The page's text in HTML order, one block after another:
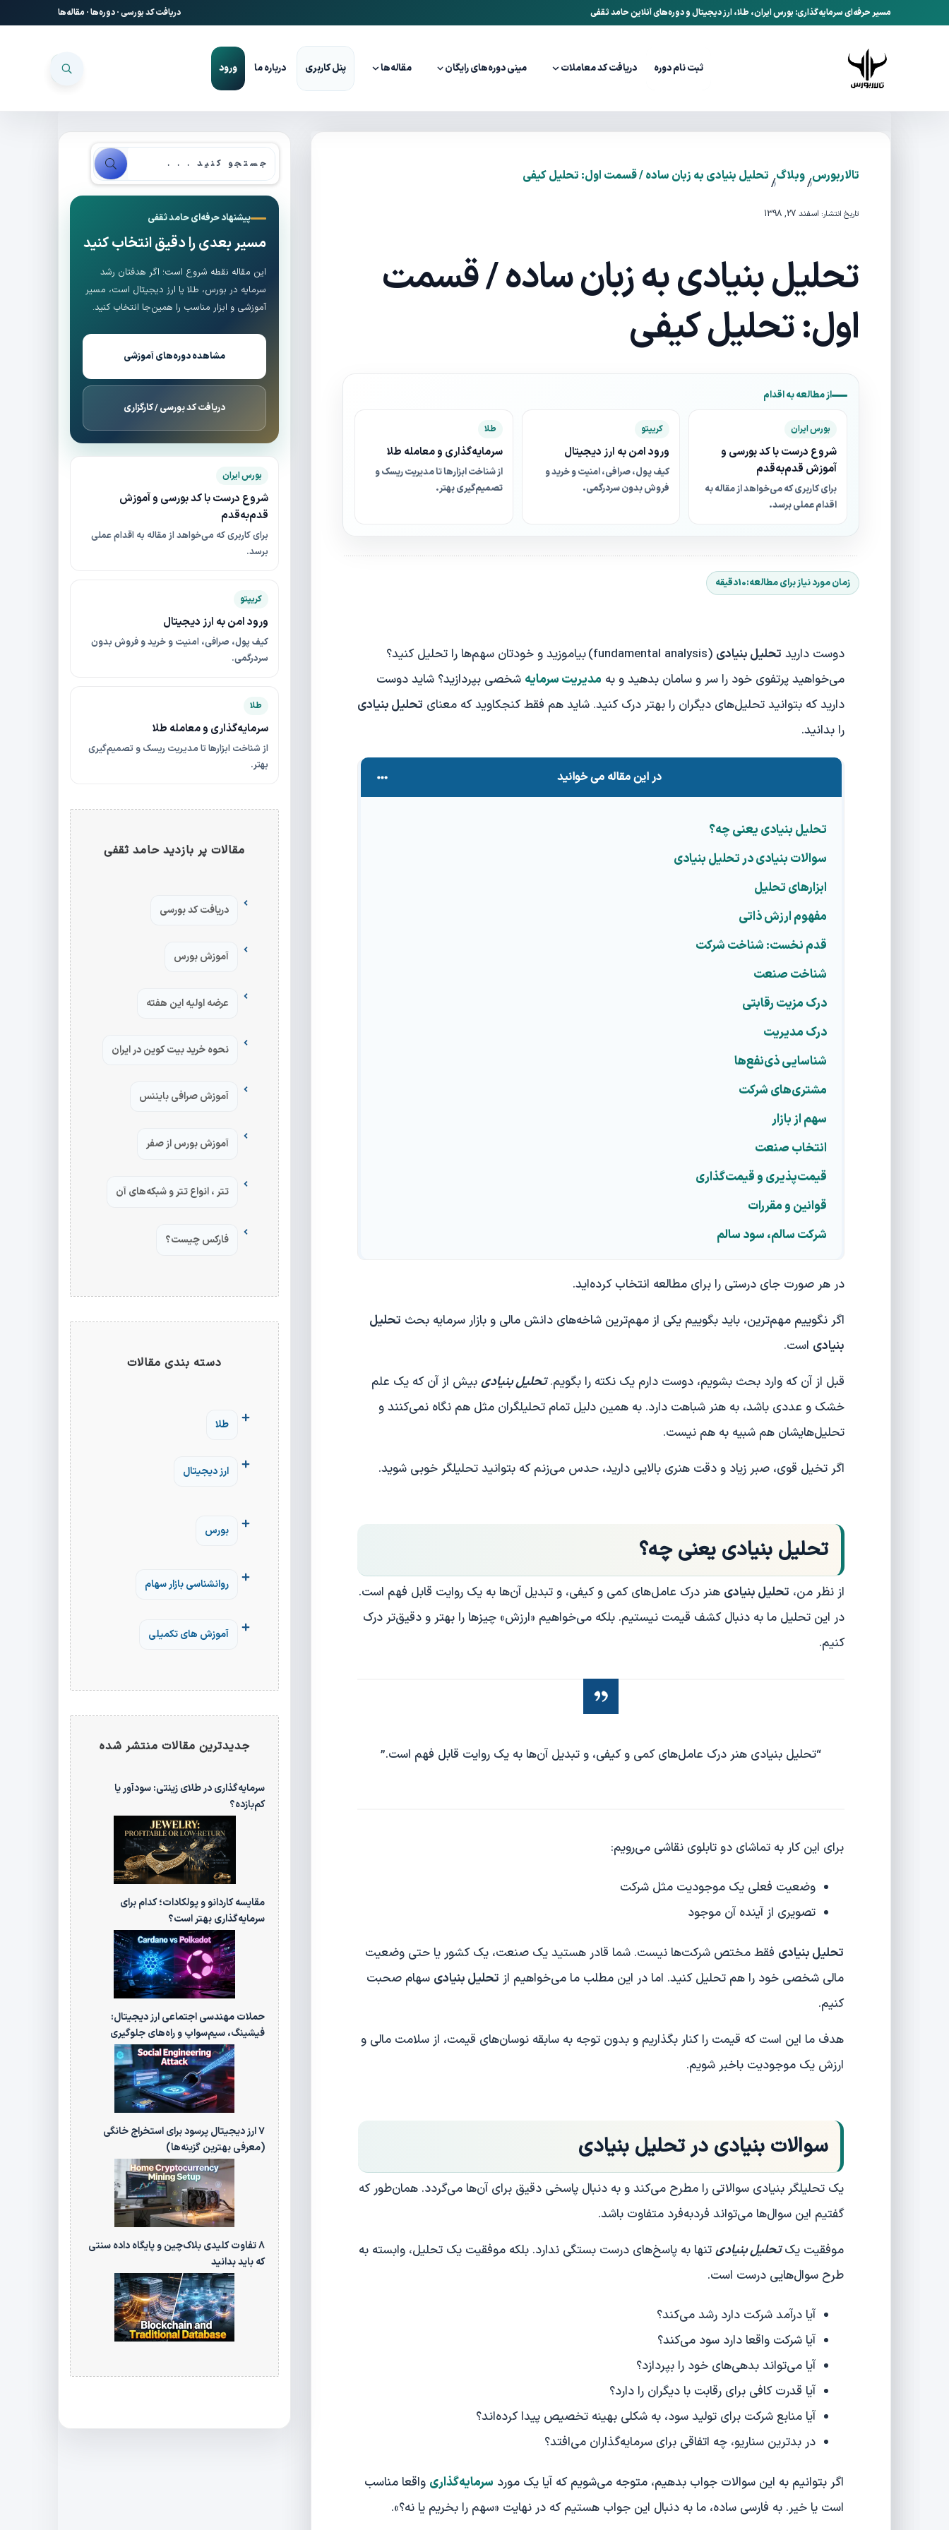
مسیر حرفه‌ای سرمایه‌گذاری: بورس ایران، طلا، ارز دیجیتال و دوره‌های آنلاین حامد ثقفی دریافت کد بورسی·دوره‌ها·مقاله‌ها
ثبت نام دوره دریافت کد معاملات مینی دوره‌های رایگان مقاله‌ها پنل کاربری درباره ما ورود
تالاربورس/وبلاگ/تحلیل بنیادی به زبان ساده / قسمت اول: تحلیل کیفی
تاریخ انتشار: اسفند 27, 1398
تحلیل بنیادی به زبان ساده / قسمت
اول: تحلیل کیفی
از مطالعه به اقدام
بورس ایران
شروع درست با کد بورسی و
آموزش قدم‌به‌قدم
برای کاربری که می‌خواهد از مقاله به
اقدام عملی برسد.
کریپتو
ورود امن به ارز دیجیتال
کیف پول، صرافی، امنیت و خرید و
فروش بدون سردرگمی.
طلا
سرمایه‌گذاری و معامله طلا
از شناخت ابزارها تا مدیریت ریسک و
تصمیم‌گیری بهتر.
دوست دارید تحلیل بنیادی (fundamental analysis)
بیاموزید و خودتان سهم‌ها را تحلیل کنید؟
می‌خواهید پرتفوی خود را سر و سامان بدهید و به مدیریت سرمایه شخصی بپردازید؟ شاید دوست
دارید که بتوانید تحلیل‌های دیگران را بهتر درک کنید. شاید هم فقط کنجکاوید که معنای تحلیل بنیادی
را بدانید.
در این مقاله می خوانید
تحلیل بنیادی یعنی چه؟
سوالات بنیادی در تحلیل بنیادی
ابزارهای تحلیل
مفهوم ارزش ذاتی
قدم نخست: شناخت شرکت
شناخت صنعت
درک مزیت رقابتی
درک مدیریت
شناسایی ذی‌نفع‌ها
مشتری‌های شرکت
سهم از بازار
انتخاب صنعت
قیمت‌پذیری و قیمت‌گذاری
قوانین و مقررات
شرکت سالم، سود سالم
در هر صورت جای درستی را برای مطالعه انتخاب کرده‌اید.
اگر نگوییم مهم‌ترین، باید بگوییم یکی از مهم‌ترین شاخه‌های دانش مالی و بازار سرمایه بحث تحلیل
بنیادی است.
قبل از آن که وارد بحث بشویم، دوست دارم یک نکته را بگویم.تحلیل بنیادیبیش از آن که یک علم
خشک و عددی باشد، به هنر شباهت دارد. به همین دلیل تمام تحلیلگران مثل هم نگاه نمی‌کنند و
تحلیل‌هایشان هم شبیه به هم نیست.
اگر تخیل قوی‌، صبر زیاد و دقت هنری بالایی دارید، حدس می‌زنم که بتوانید تحلیلگر خوبی شوید.
تحلیل بنیادی یعنی چه؟
از نظر من، تحلیل بنیادی هنر درک عامل‌های کمی و کیفی، و تبدیل آن‌ها به یک روایت قابل فهم است.
در این تحلیل ما به دنبال کشف قیمت نیستیم. بلکه می‌خواهیم «ارزش» چیزها را بهتر و دقیق‌تر درک
کنیم.
“تحلیل بنیادی هنر درک عامل‌های کمی و کیفی، و تبدیل آن‌ها به یک روایت قابل فهم است.”
برای این کار به تماشای دو تابلوی نقاشی می‌رویم:
وضعیت فعلی یک موجودیت مثل شرکت
تصویری از آینده آن موجود
تحلیل بنیادی فقط مختص شرکت‌ها نیست. شما قادر هستید یک صنعت، یک کشور یا حتی وضعیت
مالی شخصی خود را هم تحلیل کنید. اما در این مطلب ما می‌خواهیم از تحلیل بنیادی سهام صحبت
کنیم.
هدف ما این است که قیمت را کنار بگذاریم و بدون توجه به سابقه نوسان‌های قیمت، از سلامت مالی و
ارزش یک موجودیت باخبر شویم.
سوالات بنیادی در تحلیل بنیادی
یک تحلیلگر بنیادی سوالاتی را مطرح می‌کند و به دنبال پاسخی دقیق برای آن‌ها می‌گردد. همان‌طور که
گفتیم این سوال‌ها می‌تواند فردبه‌فرد متفاوت باشد.
موفقیت یکتحلیل بنیادیتنها به پاسخ‌های درست بستگی ندارد. بلکه موفقیت یک تحلیل، وابسته به
طرح سوال‌هایی درست است.
آیا درآمد شرکت دارد رشد می‌کند؟
آیا شرکت واقعا دارد سود می‌کند؟
آیا می‌تواند بدهی‌های خود را بپردازد؟
آیا قدرت کافی برای رقابت با دیگران را دارد؟
آیا منابع شرکت برای تولید سود، به شکلی بهینه تخصیص پیدا کرده‌اند؟
در بدترین سناریو، چه اتفاقی برای سرمایه‌گذاران می‌افتد؟
اگر بتوانیم به این سوالات جواب بدهیم، متوجه می‌شویم که آیا یک مورد سرمایه‌گذاری واقعا مناسب
است یا خیر. به فارسی ساده، ما به دنبال این جواب هستیم که در نهایت «سهم را بخریم یا نه؟».
پیشنهاد حرفه‌ای حامد ثقفی
مسیر بعدی را دقیق انتخاب کنید
این مقاله نقطه شروع است؛ اگر هدفتان رشد
سرمایه در بورس، طلا یا ارز دیجیتال است، مسیر
آموزشی و ابزار مناسب را همین‌جا انتخاب کنید.
مشاهده دوره‌های آموزشی
دریافت کد بورسی / کارگزاری
بورس ایران
شروع درست با کد بورسی و آموزش
قدم‌به‌قدم
برای کاربری که می‌خواهد از مقاله به اقدام عملی
برسد.
کریپتو
ورود امن به ارز دیجیتال
کیف پول، صرافی، امنیت و خرید و فروش بدون
سردرگمی.
طلا
سرمایه‌گذاری و معامله طلا
از شناخت ابزارها تا مدیریت ریسک و تصمیم‌گیری
بهتر.
مقالات پر بازدید حامد ثقفی
دریافت کد بورسی
آموزش بورس
عرضه اولیه این هفته
نحوه خرید بیت کوین در ایران
آموزش صرافی بایننس
آموزش بورس از صفر
تتر ، انواع تتر و شبکه‌های آن
فارکس چیست؟
دسته بندی مقالات
طلا
ارز دیجیتال
بورس
روانشناسی بازار سهام
آموزش های تکمیلی
جدیدترین مقالات منتشر شده
سرمایه‌گذاری در طلای زینتی: سودآور یا
کم‌بازده؟
مقایسه کاردانو و پولکادات؛ کدام برای
سرمایه‌گذاری بهتر است؟
حملات مهندسی اجتماعی ارز دیجیتال:
فیشینگ، سیم‌سواپ و راه‌های جلوگیری
۷ ارز دیجیتال پرسود برای استخراج خانگی
(معرفی بهترین گزینه‌ها)
۸ تفاوت کلیدی بلاک‌چین و پایگاه‌ داده سنتی
که باید بدانید